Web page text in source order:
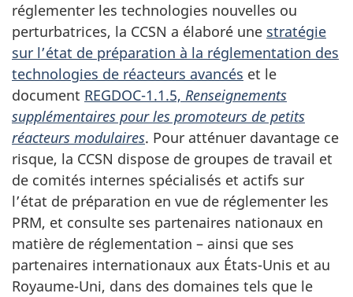
réglementer les technologies nouvelles ou
perturbatrices, la CCSN a élaboré une stratégie
sur l’état de préparation à la réglementation des
technologies de réacteurs avancés et le
document REGDOC-1.1.5, Renseignements
supplémentaires pour les promoteurs de petits
réacteurs modulaires. Pour atténuer davantage ce
risque, la CCSN dispose de groupes de travail et
de comités internes spécialisés et actifs sur
l’état de préparation en vue de réglementer les
PRM, et consulte ses partenaires nationaux en
matière de réglementation – ainsi que ses
partenaires internationaux aux États-Unis et au
Royaume-Uni, dans des domaines tels que le